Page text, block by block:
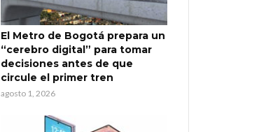
El Metro de Bogotá prepara un
“cerebro digital” para tomar
decisiones antes de que
circule el primer tren
agosto 1, 2026